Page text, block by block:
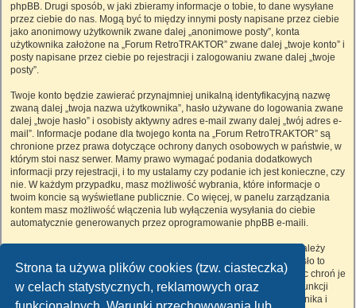
Strona ta używa plików cookies (tzw. ciasteczka)
w celach statystycznych, reklamowych oraz
phpBB. Drugi sposób, w jaki zbieramy informacje o tobie, to dane wysyłane
przez ciebie do nas. Mogą być to między innymi posty napisane przez ciebie
jako anonimowy użytkownik zwane dalej „anonimowe posty”, konta
użytkownika założone na „Forum RetroTRAKTOR” zwane dalej „twoje konto” i
posty napisane przez ciebie po rejestracji i zalogowaniu zwane dalej „twoje
posty”.
Twoje konto będzie zawierać przynajmniej unikalną identyfikacyjną nazwę
zwaną dalej „twoja nazwa użytkownika”, hasło używane do logowania zwane
dalej „twoje hasło” i osobisty aktywny adres e-mail zwany dalej „twój adres e-
mail”. Informacje podane dla twojego konta na „Forum RetroTRAKTOR” są
chronione przez prawa dotyczące ochrony danych osobowych w państwie, w
którym stoi nasz serwer. Mamy prawo wymagać podania dodatkowych
informacji przy rejestracji, i to my ustalamy czy podanie ich jest konieczne, czy
nie. W każdym przypadku, masz możliwość wybrania, które informacje o
twoim koncie są wyświetlane publicznie. Co więcej, w panelu zarządzania
kontem masz możliwość włączenia lub wyłączenia wysyłania do ciebie
automatycznie generowanych przez oprogramowanie phpBB e-maili.
Twoje hasło jest zaszyfrowane, więc jest bezpieczne, niemniej nie należy
używać tego samego hasła na różnych witrynach internetowych. Hasło to
umożliwia dostęp do twojego konta na „Forum RetroTRAKTOR”, więc chroń je
i w żadnym wypadku nie podawajnikomu. Jeśli je zapomnisz, użyj funkcji
„Nie pamiętam hasła”. Witryna poprosi cię o podanie nazwy użytkownika i